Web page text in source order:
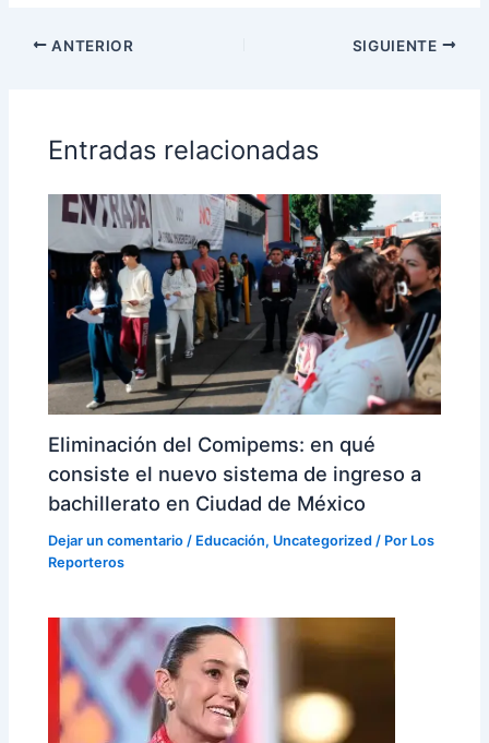
ANTERIOR SIGUIENTE
Entradas relacionadas
Eliminación del Comipems: en qué
consiste el nuevo sistema de ingreso a
bachillerato en Ciudad de México
Dejar un comentario / Educación, Uncategorized / Por Los
Reporteros